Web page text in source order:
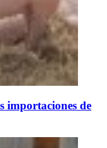
importaciones de